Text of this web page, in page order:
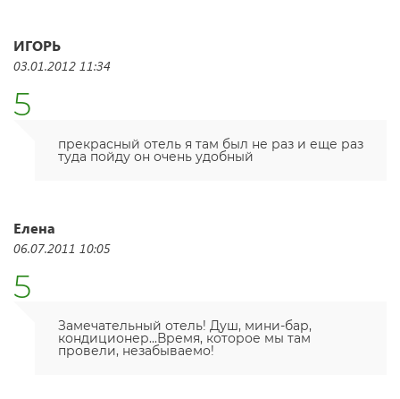
ИГОРЬ
03.01.2012 11:34
5
прекрасный отель я там был не раз и еще раз
туда пойду он очень удобный
Елена
06.07.2011 10:05
5
Замечательный отель! Душ, мини-бар,
кондиционер...Время, которое мы там
провели, незабываемо!